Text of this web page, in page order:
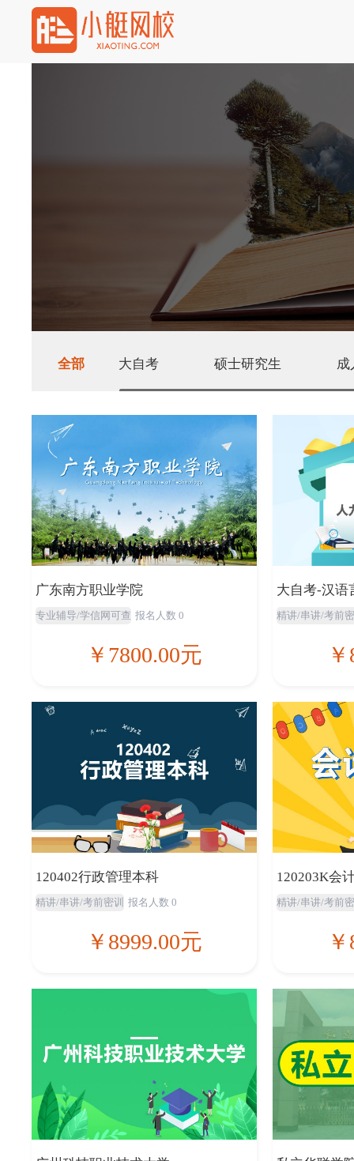
全部 大自考 硕士研究生 成
广东南方职业学院
专业辅导/学信网可查 报名人数 0
￥7800.00元
大自考-汉语
精讲/串讲/考前
120402行政管理本科
精讲/串讲/考前密训 报名人数 0
￥8999.00元
120203K会
精讲/串讲/考前